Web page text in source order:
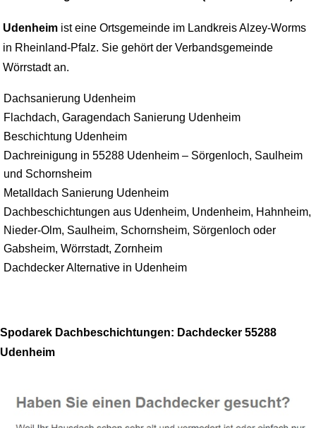
Udenheim ist eine Ortsgemeinde im Landkreis Alzey-Worms
in Rheinland-Pfalz. Sie gehört der Verbandsgemeinde
Wörrstadt an.
Dachsanierung Udenheim
Flachdach, Garagendach Sanierung Udenheim
Beschichtung Udenheim
Dachreinigung in 55288 Udenheim – Sörgenloch, Saulheim
und Schornsheim
Metalldach Sanierung Udenheim
Dachbeschichtungen aus Udenheim, Undenheim, Hahnheim,
Nieder-Olm, Saulheim, Schornsheim, Sörgenloch oder
Gabsheim, Wörrstadt, Zornheim
Dachdecker Alternative in Udenheim
Spodarek Dachbeschichtungen: Dachdecker 55288
Udenheim